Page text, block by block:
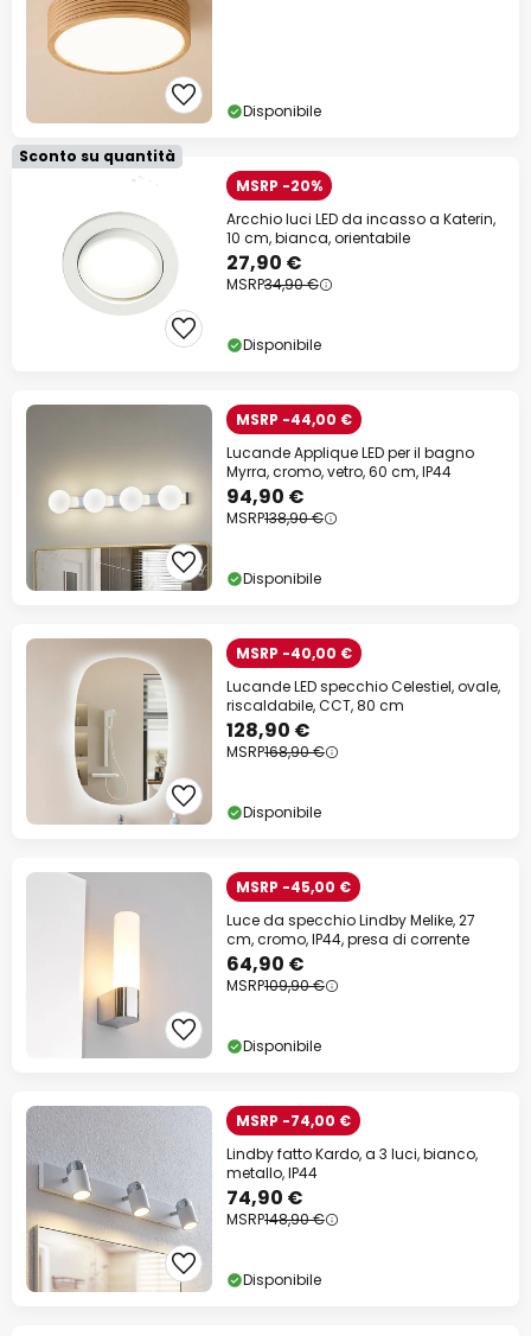
Disponibile
Sconto su quantità
MSRP -20%
Arcchio luci LED da incasso a Katerin,
10 cm, bianca, orientabile
27,90 €
MSRP34,90 €
Disponibile
MSRP -44,00 €
Lucande Applique LED per il bagno
Myrra, cromo, vetro, 60 cm, IP44
94,90 €
MSRP138,90 €
Disponibile
MSRP -40,00 €
Lucande LED specchio Celestiel, ovale,
riscaldabile, CCT, 80 cm
128,90 €
MSRP168,90 €
Disponibile
MSRP -45,00 €
Luce da specchio Lindby Melike, 27
cm, cromo, IP44, presa di corrente
64,90 €
MSRP109,90 €
Disponibile
MSRP -74,00 €
Lindby fatto Kardo, a 3 luci, bianco,
metallo, IP44
74,90 €
MSRP148,90 €
Disponibile